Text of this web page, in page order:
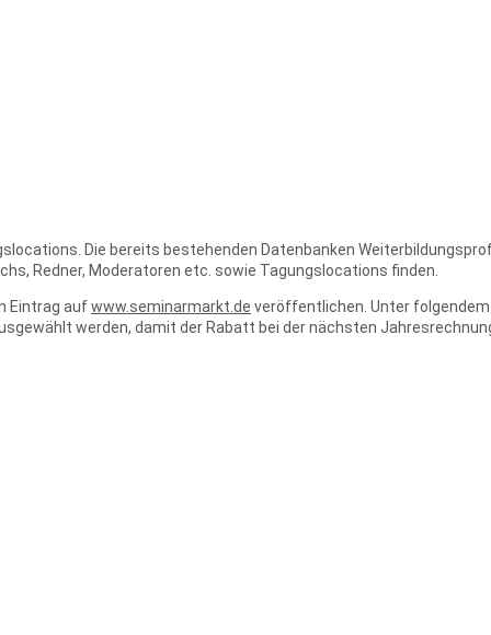
Die bereits bestehenden Datenbanken
Redner, Moderatoren etc. sowie Tagungslocations finden.
Eintrag aufwww.seminarmarkt.de veröffentlichen. Unter
werden, damit der Rabatt bei der nächsten